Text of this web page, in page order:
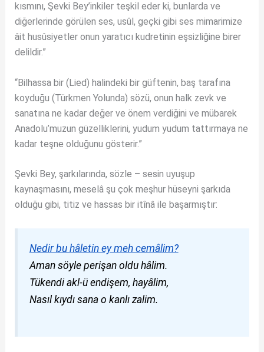
kısmını, Şevki Bey’inkiler teşkil eder ki, bunlarda ve
diğerlerinde görülen ses, usûl, geçki gibi ses mimarimize
âit husûsiyetler onun yaratıcı kudretinin eşsizliğine birer
delildir.”
“Bilhassa bir (Lied) halindeki bir güftenin, baş tarafına
koyduğu (Türkmen Yolunda) sözü, onun halk zevk ve
sanatına ne kadar değer ve önem verdiğini ve mübarek
Anadolu’muzun güzelliklerini, yudum yudum tattırmaya ne
kadar teşne olduğunu gösterir.”
Şevki Bey, şarkılarında, sözle – sesin uyuşup
kaynaşmasını, meselâ şu çok meşhur hüseyni şarkıda
olduğu gibi, titiz ve hassas bir itînâ ile başarmıştır:
Nedir bu hâletin ey meh cemâlim?
Aman söyle perişan oldu hâlim.
Tükendi akl-ü endişem, hayâlim,
Nasıl kıydı sana o kanlı zalim.